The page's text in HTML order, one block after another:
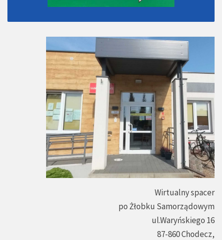
Wirtualny spacer
po Żłobku Samorządowym
ul.Waryńskiego 16
87-860 Chodecz,